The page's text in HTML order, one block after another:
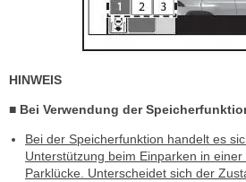
HINWEIS
■ Bei Verwendung der
Bei der Speicherfunktion handelt es
Unterstützung beim Einparken in
Parklücke. Unterscheidet sich der